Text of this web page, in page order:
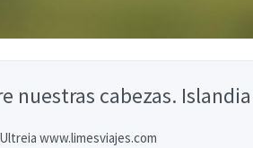
nuestras cabezas.
www.limesviajes.com